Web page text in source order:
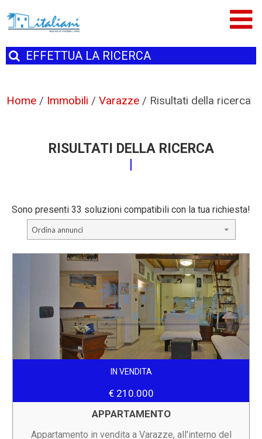
EFFETTUA LA RICERCA
Home / Immobili /Varazze / Risultati della ricerca
RISULTATI DELLA RICERCA
Sono presenti 33 soluzioni compatibili con la tua richiesta!
Ordina annunci
IN VENDITA
€ 210.000
APPARTAMENTO
Appartamento in vendita a Varazze, all'interno del